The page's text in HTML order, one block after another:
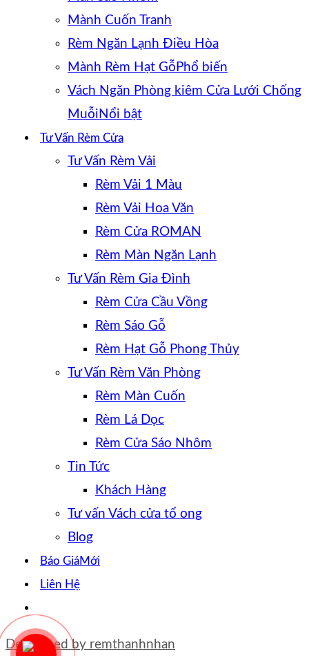
Mành Cuốn Tranh
Rèm Ngăn Lạnh Điều Hòa
Mành Rèm Hạt Gỗ
Vách Ngăn Phòng kiêm Cửa Lưới Chống
Muỗi
Tư Vấn Rèm Cửa
Tư Vấn Rèm Vải
Rèm Vải 1 Màu
Rèm Vải Hoa Văn
Rèm Cửa ROMAN
Rèm Màn Ngăn Lạnh
Tư Vấn Rèm Gia Đình
Rèm Cửa Cầu Vồng
Rèm Sáo Gỗ
Rèm Hạt Gỗ Phong Thủy
Tư Vấn Rèm Văn Phòng
Rèm Màn Cuốn
Rèm Lá Dọc
Rèm Cửa Sáo Nhôm
Tin Tức
Khách Hàng
Tư vấn Vách cửa tổ ong
Blog
Báo Giá
Liên Hệ
Developed by remthanhnhan